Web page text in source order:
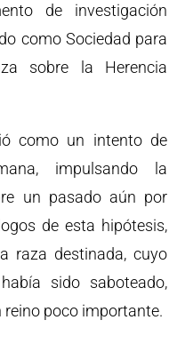
de investigación
como Sociedad para
sobre la Herencia
como un intento de
impulsando la
un pasado aún por
de esta hipótesis,
raza destinada, cuyo
sido saboteado,
reino poco importante.